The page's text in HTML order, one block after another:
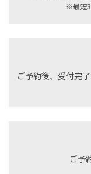
※最短3
ご予約後、受付完
ご予